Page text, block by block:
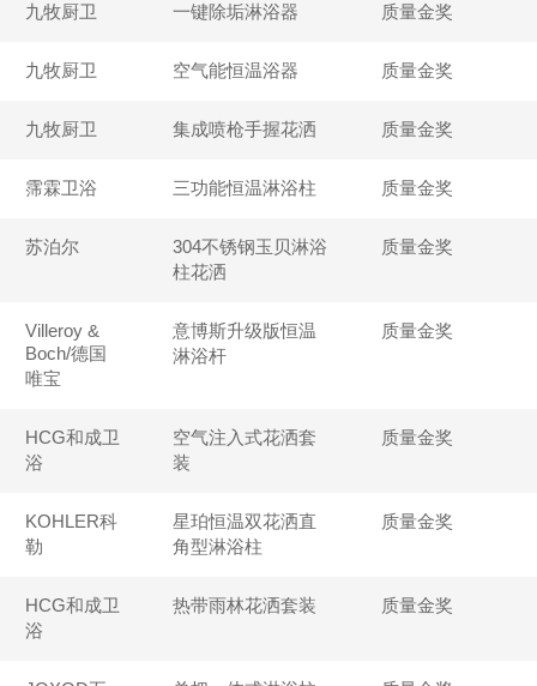
九牧厨卫 一键除垢淋浴器 质量金奖
九牧厨卫 空气能恒温浴器 质量金奖
九牧厨卫 集成喷枪手握花洒 质量金奖
霈霖卫浴 三功能恒温淋浴柱 质量金奖
苏泊尔
304不锈钢玉贝淋浴
柱花洒
质量金奖
Villeroy &
Boch/德国
唯宝
意博斯升级版恒温
淋浴杆
质量金奖
HCG和成卫
浴
空气注入式花洒套
装
质量金奖
KOHLER科
勒
星珀恒温双花洒直
角型淋浴柱
质量金奖
HCG和成卫
浴
热带雨林花洒套装 质量金奖